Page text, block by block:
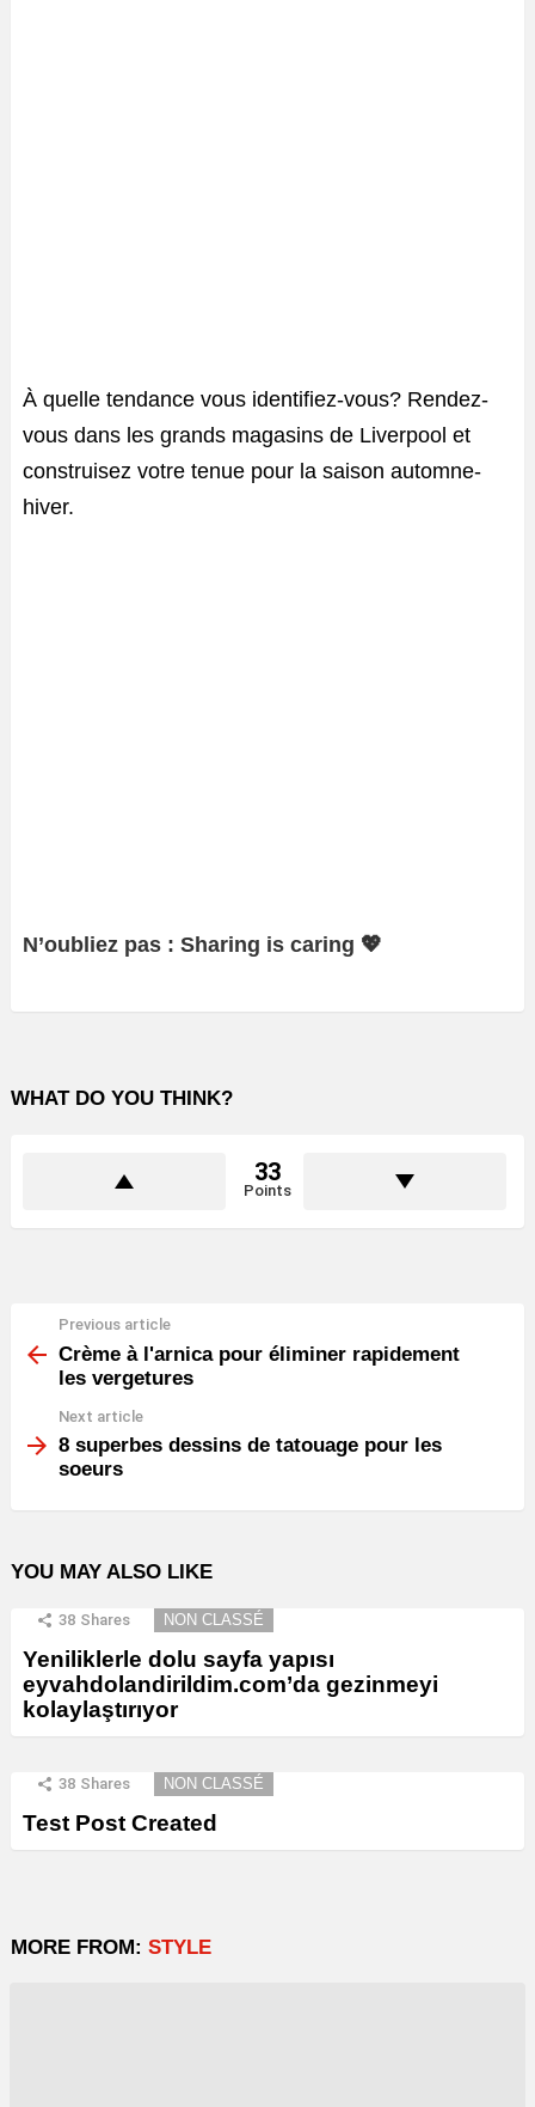
À quelle tendance vous identifiez-vous? Rendez-
vous dans les grands magasins de Liverpool et
construisez votre tenue pour la saison automne-
hiver.
N’oubliez pas : Sharing is caring 💖
WHAT DO YOU THINK?
33
Points
more
Previous article
Crème à l'arnica pour éliminer rapidement
les vergetures
Next article
8 superbes dessins de tatouage pour les
soeurs
YOU MAY ALSO LIKE
38 Shares NON CLASSÉ
Yeniliklerle dolu sayfa yapısı
eyvahdolandirildim.com’da gezinmeyi
kolaylaştırıyor
38 Shares NON CLASSÉ
Test Post Created
MORE FROM: STYLE